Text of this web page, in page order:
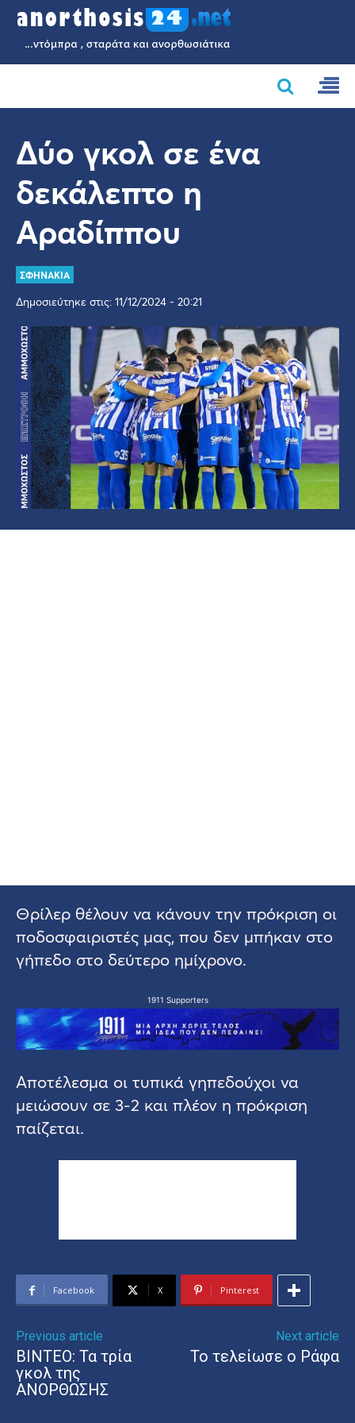
Δύο γκολ σε ένα
δεκάλεπτο η
Αραδίππου
ΣΦΗΝΑΚΙΑ
Δημοσιεύτηκε στις: 11/12/2024 - 20:21
Θρίλερ θέλουν να κάνουν την πρόκριση οι
ποδοσφαιριστές μας, που δεν μπήκαν στο
γήπεδο στο δεύτερο ημίχρονο.
1911 Supporters
Αποτέλεσμα οι τυπικά γηπεδούχοι να
μειώσουν σε 3-2 και πλέον η πρόκριση
παίζεται.
Facebook X Pinterest
Previous article
BINTEO: Τα τρία
γκολ της
ΑΝΟΡΘΩΣΗΣ
Next article
Το τελείωσε ο Ράφα